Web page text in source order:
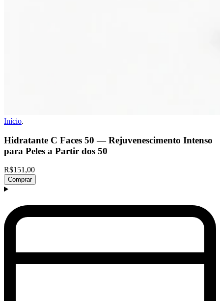
Início.
Hidratante C Faces 50 — Rejuvenescimento Intenso
para Peles a Partir dos 50
R$151,00
Comprar